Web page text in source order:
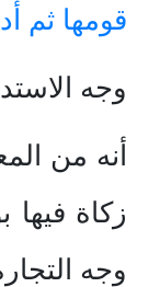
قومها ثم
وجه
أنه من
زكاة فيها
وجه